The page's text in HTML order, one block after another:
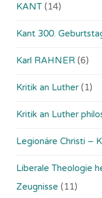
KANT (14)
Kant 300.
Karl RAHNER (6)
Kritik an Luther (1)
Kritik an Luther
Legionäre Christi –
Liberale Theologie
Zeugnisse (11)